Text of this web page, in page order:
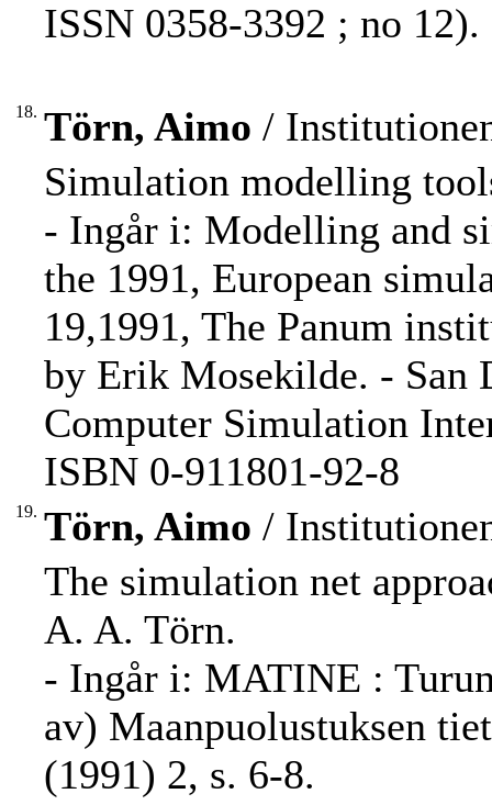
ISSN 0358-3392 ; no 12).
18. Törn, Aimo /
Simulation modelling
- Ingår i: Modelling and
the 1991, European
19,1991, The Panum
by Erik Mosekilde. - San
Computer Simulation
ISBN 0-911801-92-8
19. Törn, Aimo /
The simulation net
A. A. Törn.
- Ingår i: MATINE :
av) Maanpuolustuksen
(1991) 2, s. 6-8.